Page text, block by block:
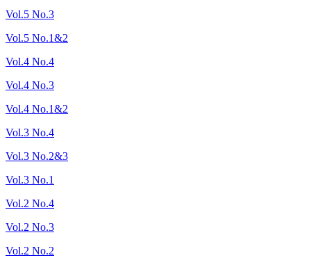
Vol.5 No.3
Vol.5 No.1&2
Vol.4 No.4
Vol.4 No.3
Vol.4 No.1&2
Vol.3 No.4
Vol.3 No.2&3
Vol.3 No.1
Vol.2 No.4
Vol.2 No.3
Vol.2 No.2